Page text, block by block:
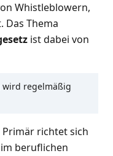
Whistleblowern,
Das Thema
ist dabei von
wird regelmäßig
Primär richtet sich
beruflichen